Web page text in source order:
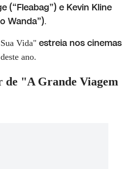
(“Fleabag”) e Kevin Kline
Wanda”).
Vida" estreia nos cinemas
deste ano.
de "A Grande Viagem